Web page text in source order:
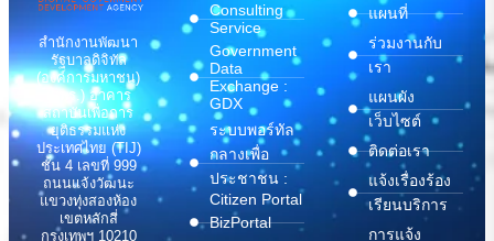
สำนักงานพัฒนา
รัฐบาลดิจิทัล
(องค์การมหาชน)
(สพร.) อาคาร
สถาบันเพื่อการ
ยุติธรรมแห่ง
ประเทศไทย (TIJ)
ชั้น 4 เลขที่ 999
ถนนแจ้งวัฒนะ
แขวงทุ่งสองห้อง
เขตหลักสี่
กรุงเทพฯ 10210
Consulting
Service
Government
Data
Exchange :
GDX
ระบบพอร์ทัล
กลางเพื่อ
ประชาชน :
Citizen Portal
BizPortal
แผนที่
ร่วมงานกับ
เรา
แผนผัง
เว็บไซต์
ติดต่อเรา
แจ้งเรื่องร้อง
เรียนบริการ
การแจ้ง